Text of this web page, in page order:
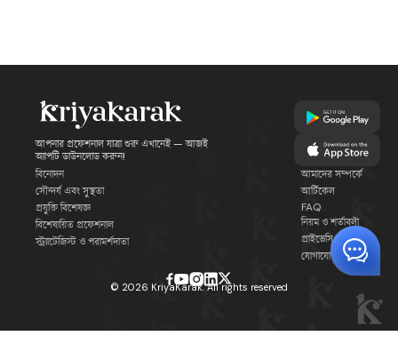
আপনার প্রফেশনাল যাত্রা শুরু এখানেই — আজই
অ্যাপটি ডাউনলোড করুন!
বিনোদন
সৌন্দর্য এবং সুস্থতা
প্রযুক্তি বিশেষজ্ঞ
বিশেষায়িত প্রফেশনাল
স্ট্র্যাটেজিস্ট ও পরামর্শদাতা
আমাদের সম্পর্কে
আর্টিকেল
FAQ
নিয়ম ও শর্তাবলী
প্রাইভেসি পলিসি
যোগাযোগ
© 2026 KriyaKarak. All rights reserved